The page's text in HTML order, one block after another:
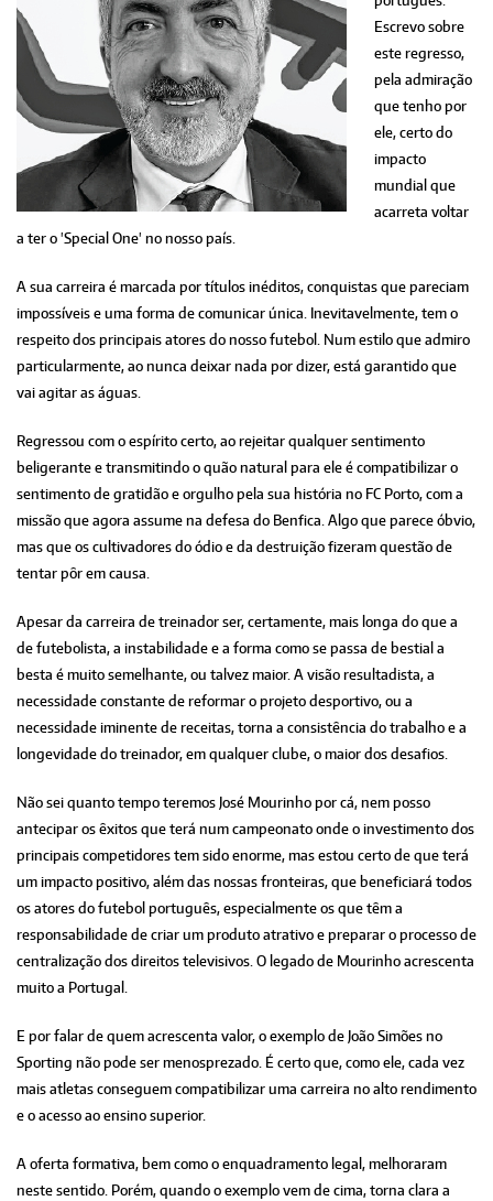
Escrevo sobre
este regresso,
pela admiração
que tenho por
ele, certo do
impacto
mundial que
acarreta voltar
a ter o 'Special One' no nosso país.
A sua carreira é marcada por títulos inéditos, conquistas que pareciam
impossíveis e uma forma de comunicar única. Inevitavelmente, tem o
respeito dos principais atores do nosso futebol. Num estilo que admiro
particularmente, ao nunca deixar nada por dizer, está garantido que
vai agitar as águas.
Regressou com o espírito certo, ao rejeitar qualquer sentimento
beligerante e transmitindo o quão natural para ele é compatibilizar o
sentimento de gratidão e orgulho pela sua história no FC Porto, com a
missão que agora assume na defesa do Benfica. Algo que parece óbvio,
mas que os cultivadores do ódio e da destruição fizeram questão de
tentar pôr em causa.
Apesar da carreira de treinador ser, certamente, mais longa do que a
de futebolista, a instabilidade e a forma como se passa de bestial a
besta é muito semelhante, ou talvez maior. A visão resultadista, a
necessidade constante de reformar o projeto desportivo, ou a
necessidade iminente de receitas, torna a consistência do trabalho e a
longevidade do treinador, em qualquer clube, o maior dos desafios.
Não sei quanto tempo teremos José Mourinho por cá, nem posso
antecipar os êxitos que terá num campeonato onde o investimento dos
principais competidores tem sido enorme, mas estou certo de que terá
um impacto positivo, além das nossas fronteiras, que beneficiará todos
os atores do futebol português, especialmente os que têm a
responsabilidade de criar um produto atrativo e preparar o processo de
centralização dos direitos televisivos. O legado de Mourinho acrescenta
muito a Portugal.
E por falar de quem acrescenta valor, o exemplo de João Simões no
Sporting não pode ser menosprezado. É certo que, como ele, cada vez
mais atletas conseguem compatibilizar uma carreira no alto rendimento
e o acesso ao ensino superior.
A oferta formativa, bem como o enquadramento legal, melhoraram
neste sentido. Porém, quando o exemplo vem de cima, torna clara a